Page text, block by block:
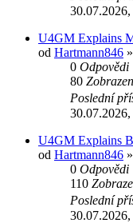
U4GM Explains
od Hartmann846
0 Odpovědi
80
Poslední
U4GM Explains
od Hartmann846
0 Odpovědi
110
Poslední